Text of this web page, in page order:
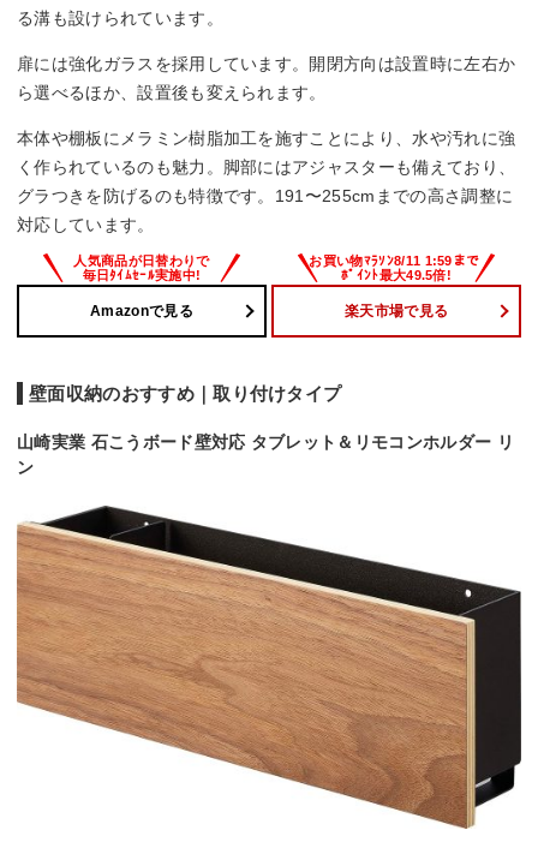
る溝も設けられています。
扉には強化ガラスを採用しています。開閉方向は設置時に左右か
ら選べるほか、設置後も変えられます。
本体や棚板にメラミン樹脂加工を施すことにより、水や汚れに強
く作られているのも魅力。脚部にはアジャスターも備えており、
グラつきを防げるのも特徴です。191〜255cmまでの高さ調整に
対応しています。
Amazonで見る 楽天市場で見る
壁面収納のおすすめ｜取り付けタイプ
山崎実業 石こうボード壁対応 タブレット＆リモコンホルダー リ
ン